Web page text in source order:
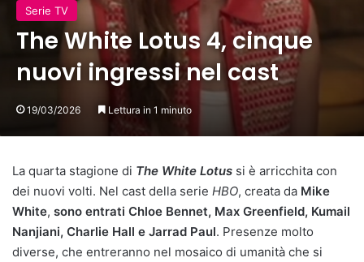
Serie TV
The White Lotus 4, cinque
nuovi ingressi nel cast
19/03/2026 Lettura in 1 minuto
La quarta stagione di The White Lotus si è arricchita con
dei nuovi volti. Nel cast della serie HBO, creata da Mike
White, sono entrati Chloe Bennet, Max Greenfield, Kumail
Nanjiani, Charlie Hall e Jarrad Paul. Presenze molto
diverse, che entreranno nel mosaico di umanità che si